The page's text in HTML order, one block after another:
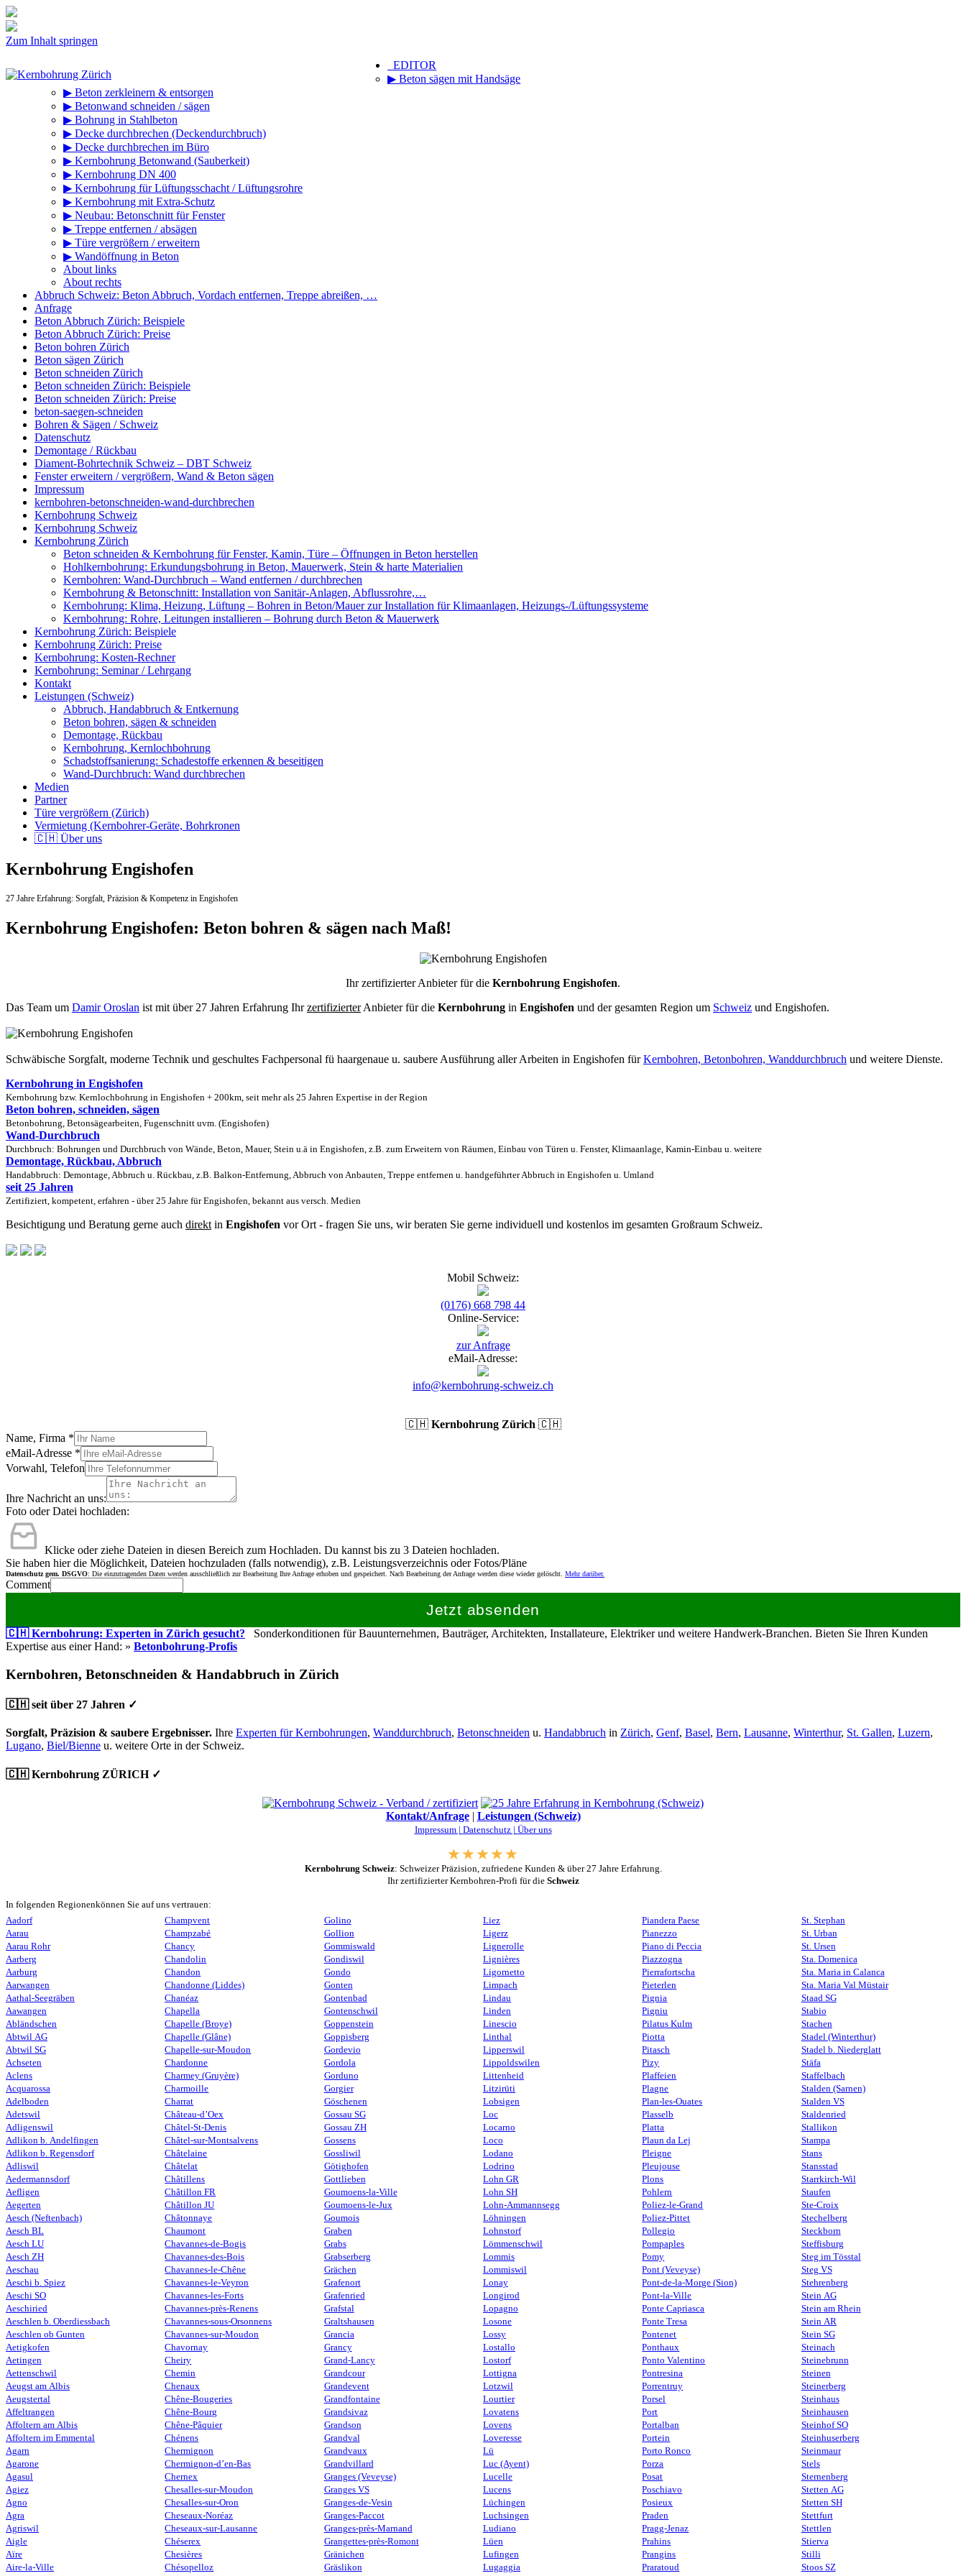
Zum Inhalt springen
_EDITOR
▶ Beton sägen mit Handsäge
▶ Beton zerkleinern & entsorgen
▶ Betonwand schneiden / sägen
▶ Bohrung in Stahlbeton
▶ Decke durchbrechen (Deckendurchbruch)
▶ Decke durchbrechen im Büro
▶ Kernbohrung Betonwand (Sauberkeit)
▶ Kernbohrung DN 400
▶ Kernbohrung für Lüftungsschacht / Lüftungsrohre
▶ Kernbohrung mit Extra-Schutz
▶ Neubau: Betonschnitt für Fenster
▶ Treppe entfernen / absägen
▶ Türe vergrößern / erweitern
▶ Wandöffnung in Beton
About links
About rechts
Abbruch Schweiz: Beton Abbruch, Vordach entfernen, Treppe abreißen, …
Anfrage
Beton Abbruch Zürich: Beispiele
Beton Abbruch Zürich: Preise
Beton bohren Zürich
Beton sägen Zürich
Beton schneiden Zürich
Beton schneiden Zürich: Beispiele
Beton schneiden Zürich: Preise
beton-saegen-schneiden
Bohren & Sägen / Schweiz
Datenschutz
Demontage / Rückbau
Diament-Bohrtechnik Schweiz – DBT Schweiz
Fenster erweitern / vergrößern, Wand & Beton sägen
Impressum
kernbohren-betonschneiden-wand-durchbrechen
Kernbohrung Schweiz
Kernbohrung Schweiz
Kernbohrung Zürich
Beton schneiden & Kernbohrung für Fenster, Kamin, Türe – Öffnungen in Beton herstellen
Hohlkernbohrung: Erkundungsbohrung in Beton, Mauerwerk, Stein & harte Materialien
Kernbohren: Wand-Durchbruch – Wand entfernen / durchbrechen
Kernbohrung & Betonschnitt: Installation von Sanitär-Anlagen, Abflussrohre,…
Kernbohrung: Klima, Heizung, Lüftung – Bohren in Beton/Mauer zur Installation für Klimaanlagen, Heizungs-/Lüftungssysteme
Kernbohrung: Rohre, Leitungen installieren – Bohrung durch Beton & Mauerwerk
Kernbohrung Zürich: Beispiele
Kernbohrung Zürich: Preise
Kernbohrung: Kosten-Rechner
Kernbohrung: Seminar / Lehrgang
Kontakt
Leistungen (Schweiz)
Abbruch, Handabbruch & Entkernung
Beton bohren, sägen & schneiden
Demontage, Rückbau
Kernbohrung, Kernlochbohrung
Schadstoffsanierung: Schadestoffe erkennen & beseitigen
Wand-Durchbruch: Wand durchbrechen
Medien
Partner
Türe vergrößern (Zürich)
Vermietung (Kernbohrer-Geräte, Bohrkronen
🇨🇭 Über uns
Kernbohrung Engishofen
27 Jahre Erfahrung: Sorgfalt, Präzision & Kompetenz in Engishofen
Kernbohrung Engishofen: Beton bohren & sägen nach Maß!
Ihr zertifizierter Anbieter für die Kernbohrung Engishofen.
Das Team um Damir Oroslan ist mit über 27 Jahren Erfahrung IhrzertifizierterAnbieter für die Kernbohrung in Engishofen und der gesamten Region um Schweiz und Engishofen.
Schwäbische Sorgfalt, moderne Technik und geschultes Fachpersonal fü haargenaue u. saubere Ausführung aller Arbeiten in Engishofen fürKernbohren, Betonbohren, Wanddurchbruch und weitere Dienste.
Kernbohrung in Engishofen
Kernbohrung bzw. Kernlochbohrung in Engishofen + 200km, seit mehr als 25 Jahren Expertise in der Region
Beton bohren, schneiden, sägen
Betonbohrung, Betonsägearbeiten, Fugenschnitt uvm. (Engishofen)
Wand-Durchbruch
Durchbruch: Bohrungen und Durchbruch von Wände, Beton, Mauer, Stein u.ä in Engishofen, z.B. zum Erweitern von Räumen, Einbau von Türen u. Fenster, Klimaanlage, Kamin-Einbau u. weitere
Demontage, Rückbau, Abbruch
Handabbruch: Demontage, Abbruch u. Rückbau, z.B. Balkon-Entfernung, Abbruch von Anbauten, Treppe entfernen u. handgeführter Abbruch in Engishofen u. Umland
seit 25 Jahren
Zertifiziert, kompetent, erfahren - über 25 Jahre für Engishofen, bekannt aus versch. Medien
Besichtigung und Beratung gerne auch direkt in Engishofen vor Ort - fragen Sie uns, wir beraten Sie gerne individuell und kostenlos im gesamten Großraum Schweiz.
Mobil Schweiz:
(0176) 668 798 44
Online-Service:
zur Anfrage
eMail-Adresse:
info@kernbohrung-schweiz.ch
🇨🇭 Kernbohrung Zürich 🇨🇭
Name, Firma *
eMail-Adresse *
Vorwahl, Telefon
Ihre Nachricht an uns:
Foto oder Datei hochladen:
Klicke oder ziehe Dateien in diesen Bereich zum Hochladen. Du kannst bis zu 3 Dateien hochladen.
Sie haben hier die Möglichkeit, Dateien hochzuladen (falls notwendig), z.B. Leistungsverzeichnis oder Fotos/Pläne
Datenschutz gem. DSGVO: Die einzutragenden Daten werden ausschließlich zur Bearbeitung Ihre Anfrage erhoben und gespeichert. Nach Bearbeitung der Anfrage werden diese wieder gelöscht. Mehr darüber.
Comment
Jetzt absenden
🇨🇭 Kernbohrung: Experten in Zürich gesucht? Sonderkonditionen für Bauunternehmen, Bauträger, Architekten, Installateure, Elektriker und weitere Handwerk-Branchen. Bieten Sie Ihren Kunden
Expertise aus einer Hand: » Betonbohrung-Profis
Kernbohren, Betonschneiden & Handabbruch in Zürich
🇨🇭 seit über 27 Jahren ✓
Sorgfalt, Präzision & saubere Ergebnisser. Ihre Experten für Kernbohrungen, Wanddurchbruch, Betonschneiden u. Handabbruch in Zürich, Genf, Basel, Bern, Lausanne, Winterthur, St. Gallen, Luzern,
Lugano, Biel/Bienne u. weitere Orte in der Schweiz.
🇨🇭 Kernbohrung ZÜRICH ✓
Kontakt/Anfrage| Leistungen (Schweiz)
Impressum | Datenschutz | Über uns
Kernbohrung Schweiz: Schweizer Präzision, zufriedene Kunden & über 27 Jahre Erfahrung.
Ihr zertifizierter Kernbohren-Profi für die Schweiz
In folgenden Regionenkönnen Sie auf uns vertrauen:
Aadorf
Aarau
Aarau Rohr
Aarberg
Aarburg
Aarwangen
Aathal-Seegräben
Aawangen
Abländschen
Abtwil AG
Abtwil SG
Achseten
Aclens
Acquarossa
Adelboden
Adetswil
Adligenswil
Adlikon b. Andelfingen
Adlikon b. Regensdorf
Adliswil
Aedermannsdorf
Aefligen
Aegerten
Aesch (Neftenbach)
Aesch BL
Aesch LU
Aesch ZH
Aeschau
Aeschi b. Spiez
Aeschi SO
Aeschiried
Aeschlen b. Oberdiessbach
Aeschlen ob Gunten
Aetigkofen
Aetingen
Aettenschwil
Aeugst am Albis
Aeugstertal
Affeltrangen
Affoltern am Albis
Affoltern im Emmental
Agarn
Agarone
Agasul
Agiez
Agno
Agra
Agriswil
Aigle
Aïre
Aire-la-Ville
Champvent
Champzabé
Chancy
Chandolin
Chandon
Chandonne (Liddes)
Chanéaz
Chapella
Chapelle (Broye)
Chapelle (Glâne)
Chapelle-sur-Moudon
Chardonne
Charmey (Gruyère)
Charmoille
Charrat
Château-d’Oex
Châtel-St-Denis
Châtel-sur-Montsalvens
Châtelaine
Châtelat
Châtillens
Châtillon FR
Châtillon JU
Châtonnaye
Chaumont
Chavannes-de-Bogis
Chavannes-des-Bois
Chavannes-le-Chêne
Chavannes-le-Veyron
Chavannes-les-Forts
Chavannes-près-Renens
Chavannes-sous-Orsonnens
Chavannes-sur-Moudon
Chavornay
Cheiry
Chemin
Chenaux
Chêne-Bougeries
Chêne-Bourg
Chêne-Pâquier
Chénens
Chermignon
Chermignon-d’en-Bas
Chernex
Chesalles-sur-Moudon
Chesalles-sur-Oron
Cheseaux-Noréaz
Cheseaux-sur-Lausanne
Chéserex
Chesières
Chésopelloz
Golino
Gollion
Gommiswald
Gondiswil
Gondo
Gonten
Gontenbad
Gontenschwil
Goppenstein
Goppisberg
Gordevio
Gordola
Gorduno
Gorgier
Göschenen
Gossau SG
Gossau ZH
Gossens
Gossliwil
Götighofen
Gottlieben
Goumoens-la-Ville
Goumoens-le-Jux
Goumois
Graben
Grabs
Grabserberg
Grächen
Grafenort
Grafenried
Grafstal
Graltshausen
Grancia
Grancy
Grand-Lancy
Grandcour
Grandevent
Grandfontaine
Grandsivaz
Grandson
Grandval
Grandvaux
Grandvillard
Granges (Veveyse)
Granges VS
Granges-de-Vesin
Granges-Paccot
Granges-près-Marnand
Grangettes-près-Romont
Gränichen
Gräslikon
Liez
Ligerz
Lignerolle
Lignières
Ligornetto
Limpach
Lindau
Linden
Linescio
Linthal
Lipperswil
Lippoldswilen
Littenheid
Litzirüti
Lobsigen
Loc
Locarno
Loco
Lodano
Lodrino
Lohn GR
Lohn SH
Lohn-Ammannsegg
Löhningen
Lohnstorf
Lömmenschwil
Lommis
Lommiswil
Lonay
Longirod
Lopagno
Losone
Lossy
Lostallo
Lostorf
Lottigna
Lotzwil
Lourtier
Lovatens
Lovens
Loveresse
Lü
Luc (Ayent)
Lucelle
Lucens
Lüchingen
Luchsingen
Ludiano
Lüen
Lufingen
Lugaggia
Piandera Paese
Pianezzo
Piano di Peccia
Piazzogna
Pierrafortscha
Pieterlen
Pignia
Pigniu
Pilatus Kulm
Piotta
Pitasch
Pizy
Plaffeien
Plagne
Plan-les-Ouates
Plasselb
Platta
Plaun da Lej
Pleigne
Pleujouse
Plons
Pohlern
Poliez-le-Grand
Poliez-Pittet
Pollegio
Pompaples
Pomy
Pont (Veveyse)
Pont-de-la-Morge (Sion)
Pont-la-Ville
Ponte Capriasca
Ponte Tresa
Pontenet
Ponthaux
Ponto Valentino
Pontresina
Porrentruy
Porsel
Port
Portalban
Portein
Porto Ronco
Porza
Posat
Poschiavo
Posieux
Praden
Pragg-Jenaz
Prahins
Prangins
Praratoud
St. Stephan
St. Urban
St. Ursen
Sta. Domenica
Sta. Maria in Calanca
Sta. Maria Val Müstair
Staad SG
Stabio
Stachen
Stadel (Winterthur)
Stadel b. Niederglatt
Stäfa
Staffelbach
Stalden (Sarnen)
Stalden VS
Staldenried
Stallikon
Stampa
Stans
Stansstad
Starrkirch-Wil
Staufen
Ste-Croix
Stechelberg
Steckborn
Steffisburg
Steg im Tösstal
Steg VS
Stehrenberg
Stein AG
Stein am Rhein
Stein AR
Stein SG
Steinach
Steinebrunn
Steinen
Steinerberg
Steinhaus
Steinhausen
Steinhof SO
Steinhuserberg
Steinmaur
Stels
Sternenberg
Stetten AG
Stetten SH
Stettfurt
Stettlen
Stierva
Stilli
Stoos SZ